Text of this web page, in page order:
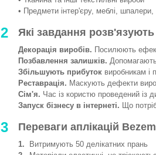
• Предмети інтер'єру, меблі,
2 Які завдання розв'язують
Декорація виробів. Посилюють
Позбавлення залишків.
Збільшують прибуток виробникам і
Реставрація. Маскують дефекти
Сім'я. Час із користю проведений із
Запуск бізнесу в інтернеті. Що
3 Переваги аплікацій
1. Витримують 50 делікатних прань